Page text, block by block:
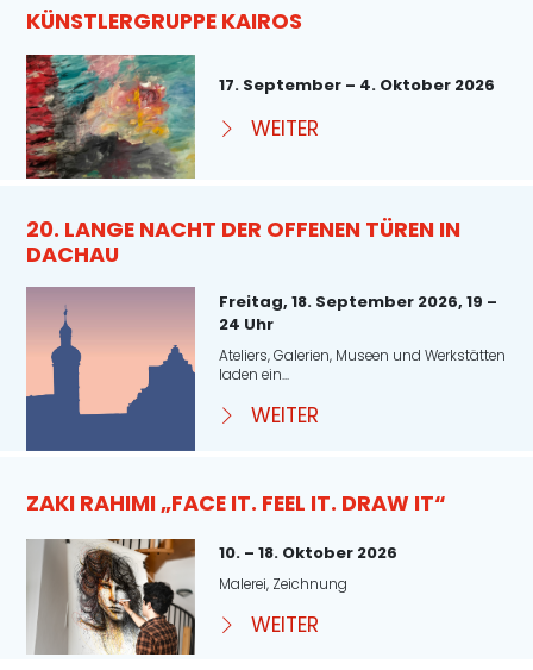
KÜNSTLERGRUPPE KAIROS
17. September – 4. Oktober 2026
WEITER
20. LANGE NACHT DER OFFENEN TÜREN IN
DACHAU
Freitag, 18. September 2026, 19 –
24 Uhr
Ateliers, Galerien, Museen und Werkstätten
laden ein...
WEITER
ZAKI RAHIMI „FACE IT. FEEL IT. DRAW IT“
10. – 18. Oktober 2026
Malerei, Zeichnung
WEITER